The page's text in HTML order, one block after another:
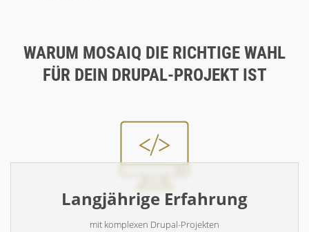
WARUM MOSAIQ DIE RICHTIGE WAHL
FÜR DEIN DRUPAL-PROJEKT IST
Langjährige Erfahrung
mit komplexen Drupal-Projekten